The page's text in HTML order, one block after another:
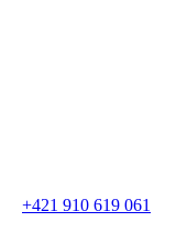
+421 910 619 061